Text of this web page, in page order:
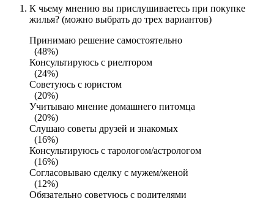
К чьему мнению вы прислушиваетесь при покупке
жилья? (можно выбрать до трех вариантов)
Принимаю решение самостоятельно
(48%)
Консультируюсь с риелтором
(24%)
Советуюсь с юристом
(20%)
Учитываю мнение домашнего питомца
(20%)
Слушаю советы друзей и знакомых
(16%)
Консультируюсь с тарологом/астрологом
(16%)
Согласовываю сделку с мужем/женой
(12%)
Обязательно советуюсь с родителями